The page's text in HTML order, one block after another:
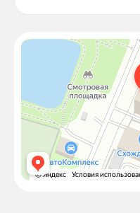
Москва
Средняя Калитниковская